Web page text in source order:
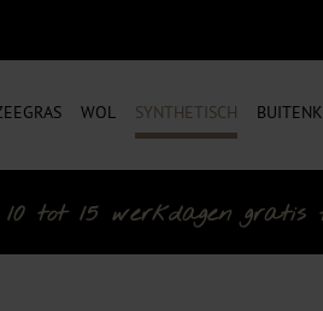
WOL SYNTHETISCH
tot 15 werkdagen gratis